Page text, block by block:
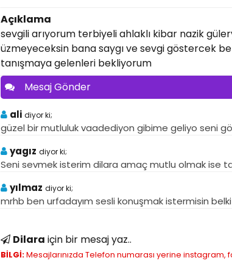
Açıklama
sevgili arıyorum terbiyeli ahlaklı kibar nazik
üzmeyeceksin bana saygı ve sevgi göstercek
tanışmaya gelenleri bekliyorum
Mesaj Gönder
ali diyor ki;
güzel bir mutluluk vaadediyon gibime geliyo seni
yagız diyor ki;
Seni sevmek isterim dilara amaç mutlu olmak ise
yılmaz diyor ki;
mrhb ben urfadayım sesli konuşmak istermisin
Dilara için bir mesaj yaz..
BİLGİ:Mesajlarınızda Telefon numarası yerine